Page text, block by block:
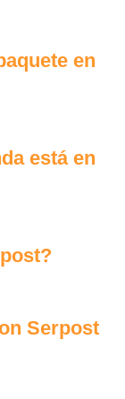
en
está en
Serpost